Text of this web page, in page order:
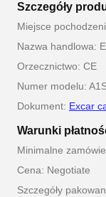
Szczegóły
Miejsce
Nazwa handlowa:
Orzecznictwo: CE
Numer modelu:
Dokument: Excar
Warunki
Minimalne
Cena: Negotiate
Szczegóły